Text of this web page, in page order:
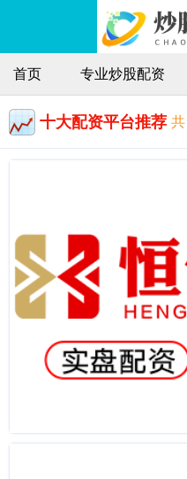
首页 专业炒股配资
十大配资平台推荐 共